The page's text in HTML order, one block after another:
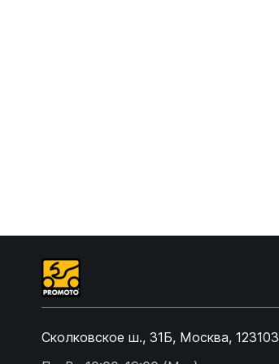
Сколковское ш., 31Б, Москва, 123103